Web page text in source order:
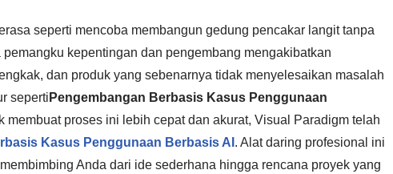
seperti mencoba membangun gedung pencakar langit tanpa
kepentingan dan pengembang mengakibatkan
dan produk yang sebenarnya tidak menyelesaikan masalah
seperti Pengembangan Berbasis Kasus Penggunaan
membuat proses ini lebih cepat dan akurat, Visual Paradigm telah
Kasus Penggunaan Berbasis AI . Alat daring profesional ini
Anda dari ide sederhana hingga rencana proyek yang